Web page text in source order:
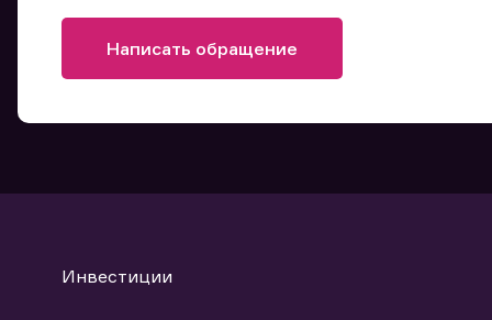
Написать обращение
Инвестиции